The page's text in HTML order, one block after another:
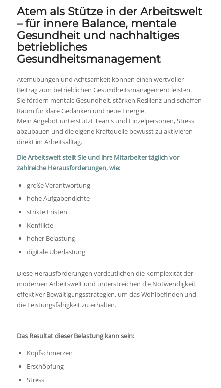
Atem als Stütze in der Arbeitswelt
– für innere Balance, mentale
Gesundheit und nachhaltiges
betriebliches
Gesundheitsmanagement
Atemübungen und Achtsamkeit können einen wertvollen
Beitrag zum betrieblichen Gesundheitsmanagement leisten.
Sie fördern mentale Gesundheit, stärken Resilienz und schaffen
Raum für klare Gedanken und neue Energie.
Mein Angebot unterstützt Teams und Einzelpersonen, Stress
abzubauen und die eigene Kraftquelle bewusst zu aktivieren –
direkt im Arbeitsalltag.
Die Arbeitswelt stellt Sie und ihre Mitarbeiter täglich vor
zahlreiche Herausforderungen, wie:
große Verantwortung
hohe Aufgabendichte
strikte Fristen
Konflikte
hoher Belastung
digitale Überlastung
Diese Herausforderungen verdeutlichen die Komplexität der
modernen Arbeitswelt und unterstreichen die Notwendigkeit
effektiver Bewältigungsstrategien, um das Wohlbefinden und
die Leistungsfähigkeit zu erhalten.
Das Resultat dieser Belastung kann sein:
Kopfschmerzen
Erschöpfung
Stress